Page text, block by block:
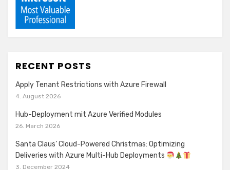
RECENT POSTS
Apply Tenant Restrictions with Azure Firewall
4. August 2026
Hub-Deployment mit Azure Verified Modules
26. March 2026
Santa Claus’ Cloud-Powered Christmas: Optimizing
Deliveries with Azure Multi-Hub Deployments
3. December 2024